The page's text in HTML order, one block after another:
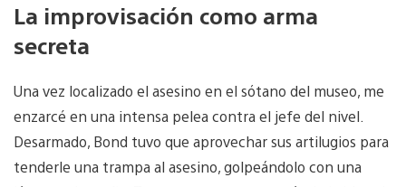
La improvisación como arma
secreta
Una vez localizado el asesino en el sótano del museo, me
enzarcé en una intensa pelea contra el jefe del nivel.
Desarmado, Bond tuvo que aprovechar sus artilugios para
tenderle una trampa al asesino, golpeándolo con una